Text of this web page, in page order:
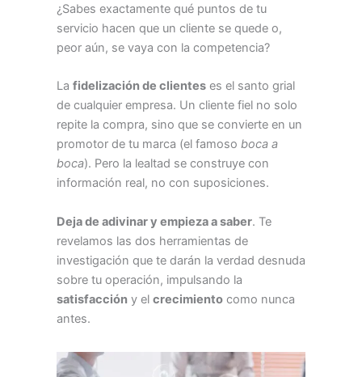
¿Sabes exactamente qué puntos de tu
servicio hacen que un cliente se quede o,
peor aún, se vaya con la competencia?
La fidelización de clientes es el santo grial
de cualquier empresa. Un cliente fiel no solo
repite la compra, sino que se convierte en un
promotor de tu marca (el famoso boca a
boca). Pero la lealtad se construye con
información real, no con suposiciones.
Deja de adivinar y empieza a saber. Te
revelamos las dos herramientas de
investigación que te darán la verdad desnuda
sobre tu operación, impulsando la
satisfacción y el crecimiento como nunca
antes.